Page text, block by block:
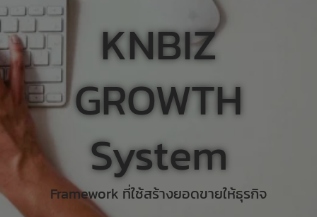
KNBIZ
GROWTH
System
Framework ที่ใช้สร้างยอดขายให้ธุรกิจ